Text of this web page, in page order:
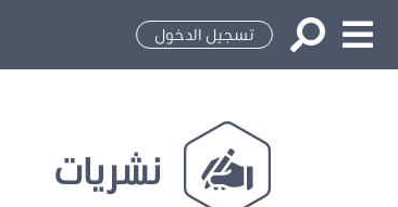
تسجيل الدخول
نشريات